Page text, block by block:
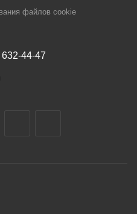
файлов cookie
44-47